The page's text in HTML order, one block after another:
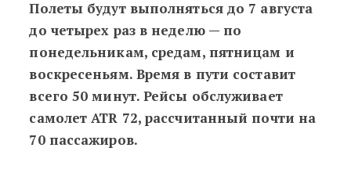
Полеты будут выполняться до 7 августа
до четырех раз в неделю — по
понедельникам, средам, пятницам и
воскресеньям. Время в пути составит
всего 50 минут. Рейсы обслуживает
самолет ATR 72, рассчитанный почти на
70 пассажиров.